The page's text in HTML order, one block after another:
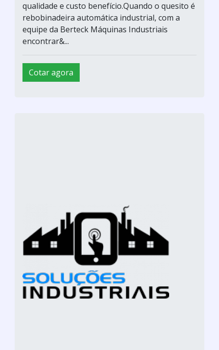
qualidade e custo benefício.Quando o quesito é
rebobinadeira automática industrial, com a
equipe da Berteck Máquinas Industriais
encontrar&...
Cotar agora